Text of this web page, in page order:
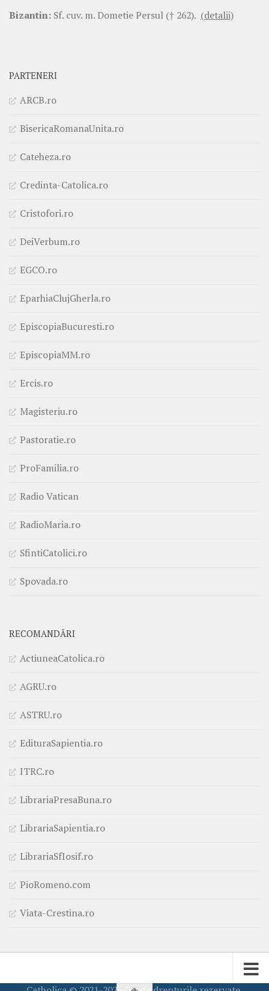
Bizantin: Sf. cuv. m. Dometie Persul († 262). (detalii)
PARTENERI
ARCB.ro
BisericaRomanaUnita.ro
Cateheza.ro
Credinta-Catolica.ro
Cristofori.ro
DeiVerbum.ro
EGCO.ro
EparhiaClujGherla.ro
EpiscopiaBucuresti.ro
EpiscopiaMM.ro
Ercis.ro
Magisteriu.ro
Pastoratie.ro
ProFamilia.ro
Radio Vatican
RadioMaria.ro
SfintiCatolici.ro
Spovada.ro
RECOMANDĂRI
ActiuneaCatolica.ro
AGRU.ro
ASTRU.ro
EdituraSapientia.ro
ITRC.ro
LibrariaPresaBuna.ro
LibrariaSapientia.ro
LibrariaSfIosif.ro
PioRomeno.com
Viata-Crestina.ro